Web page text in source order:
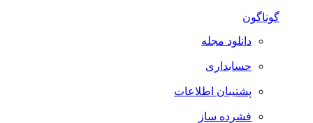
گوناگون
دانلود مجله
حسابداری
پشتیبان اطلاعات
فشرده ساز